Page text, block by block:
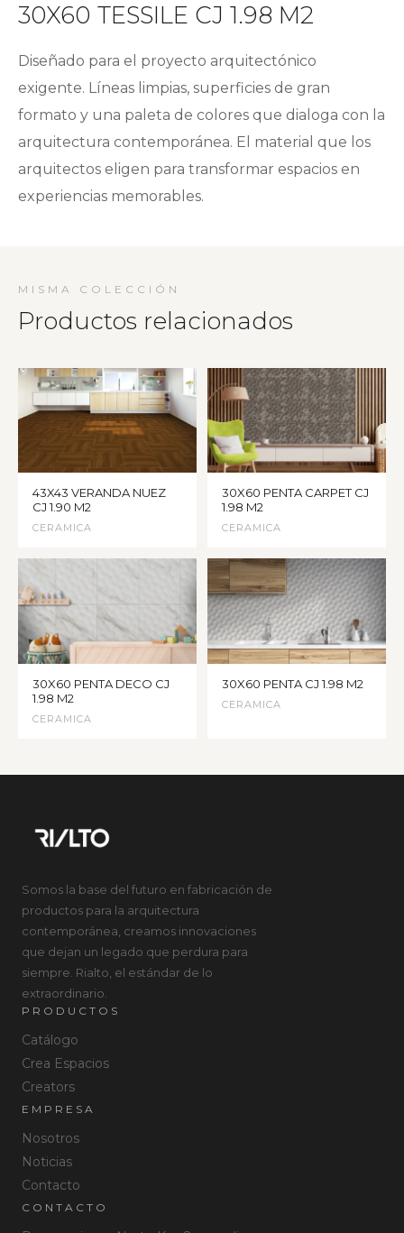
30X60 TESSILE CJ 1.98 M2
Diseñado para el proyecto arquitectónico
exigente. Líneas limpias, superficies de gran
formato y una paleta de colores que dialoga con la
arquitectura contemporánea. El material que los
arquitectos eligen para transformar espacios en
experiencias memorables.
MISMA COLECCIÓN
Productos relacionados
43X43 VERANDA NUEZ
CJ 1.90 M2
CERAMICA
30X60 PENTA CARPET CJ
1.98 M2
CERAMICA
30X60 PENTA DECO CJ
1.98 M2
CERAMICA
30X60 PENTA CJ 1.98 M2
CERAMICA
Somos la base del futuro en fabricación de
productos para la arquitectura
contemporánea, creamos innovaciones
que dejan un legado que perdura para
siempre. Rialto, el estándar de lo
extraordinario.
PRODUCTOS
Catálogo
Crea Espacios
Creators
EMPRESA
Nosotros
Noticias
Contacto
CONTACTO